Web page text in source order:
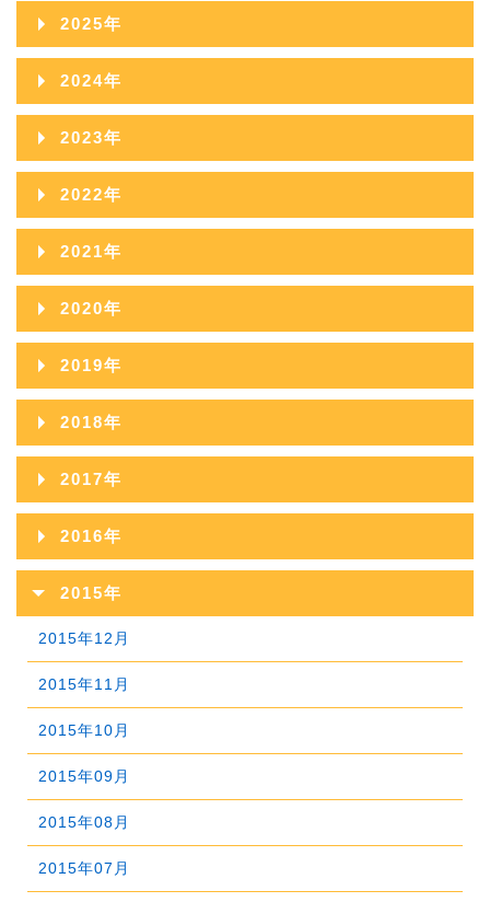
2026年08月
2026年07月
2026年06月
2026年05月
2026年04月
2026年03月
2026年02月
2026年01月
2025年
2025年12月
2025年11月
2025年10月
2025年09月
2025年08月
2025年07月
2025年06月
2025年05月
2025年04月
2025年03月
2025年02月
2025年01月
2024年
2024年12月
2024年11月
2024年10月
2024年09月
2024年08月
2024年07月
2024年06月
2024年05月
2024年04月
2024年03月
2024年02月
2024年01月
2023年
2023年12月
2023年11月
2023年10月
2023年09月
2023年08月
2023年07月
2023年06月
2023年05月
2023年04月
2023年03月
2023年02月
2023年01月
2022年
2022年12月
2022年11月
2022年10月
2022年09月
2022年08月
2022年07月
2022年06月
2022年05月
2022年04月
2021年
2021年12月
2021年11月
2021年10月
2021年09月
2021年08月
2021年07月
2021年06月
2021年05月
2021年04月
2021年03月
2021年02月
2021年01月
2020年
2020年12月
2020年11月
2020年10月
2020年09月
2020年08月
2020年07月
2020年06月
2020年05月
2020年04月
2020年03月
2020年02月
2020年01月
2019年
2019年12月
2019年11月
2019年10月
2019年09月
2019年08月
2019年07月
2019年06月
2019年05月
2019年04月
2019年03月
2019年02月
2018年
2018年12月
2018年11月
2018年10月
2018年09月
2018年08月
2018年07月
2018年06月
2018年05月
2018年04月
2018年03月
2017年
2017年12月
2017年11月
2017年10月
2017年09月
2017年08月
2017年07月
2017年06月
2017年05月
2017年04月
2016年
2016年12月
2015年
2015年12月
2015年11月
2015年10月
2015年09月
2015年08月
2015年07月